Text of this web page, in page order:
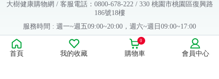
大樹健康購物網 / 客服電話：0800-678-222 / 330 桃園市桃園區復興路
186號18樓
服務時間 : 週一~週五09:00~20:00，週六~週日09:00~17:00
Copyright © 2016 大樹連鎖藥局. All Rights Reserved.
販售業者資料：
首頁 我的收藏 購物車
0
會員中心